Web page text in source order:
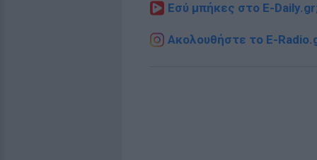
Εσύ μπήκες στο E-
Ακολουθήστε το E-